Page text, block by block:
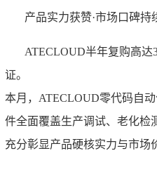
产品实力获赞·市场口碑持
ATECLOUD半年复购高
证。
本月，ATECLOUD零代码自
件全面覆盖生产调试、老化检
充分彰显产品硬核实力与市场